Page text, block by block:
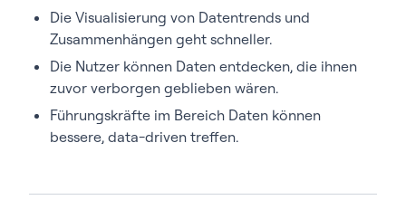
Die Visualisierung von Datentrends und
Zusammenhängen geht schneller.
Die Nutzer können Daten entdecken, die ihnen
zuvor verborgen geblieben wären.
Führungskräfte im Bereich Daten können
bessere, data-driven treffen.